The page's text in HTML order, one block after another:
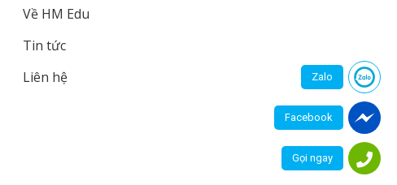
Về HM Edu
Tin tức
Liên hệ
Zalo
Facebook
Gọi ngay